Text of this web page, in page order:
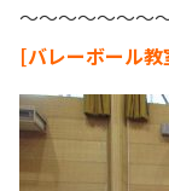
～～～～～～～
[バレーボール教